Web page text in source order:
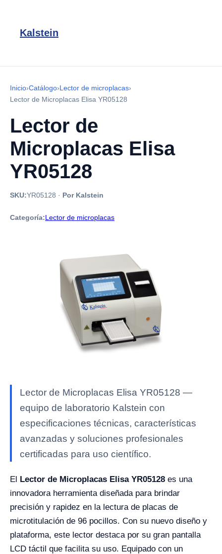
Kalstein
Inicio›Catálogo›Lector de microplacas›
Lector de Microplacas Elisa YR05128
Lector de
Microplacas Elisa
YR05128
SKU:YR05128 · Por Kalstein
Categoría:Lector de microplacas
Lector de Microplacas Elisa YR05128 —
equipo de laboratorio Kalstein con
especificaciones técnicas, características
avanzadas y soluciones profesionales
certificadas para uso científico.
El Lector de Microplacas Elisa YR05128 es una
innovadora herramienta diseñada para brindar
precisión y rapidez en la lectura de placas de
microtitulación de 96 pocillos. Con su nuevo diseño y
plataforma, este lector destaca por su gran pantalla
LCD táctil que facilita su uso. Equipado con un